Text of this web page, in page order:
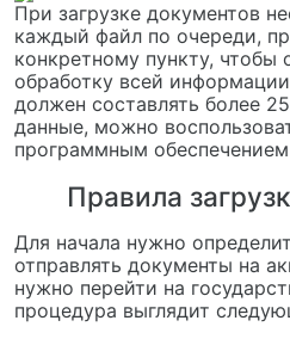
При загрузке документов
каждый файл по очереди,
конкретному пункту, чтобы
обработку всей
должен составлять более
данные, можно
программным
Правила
Для начала нужно
отправлять документы на
нужно перейти на
процедура выглядит